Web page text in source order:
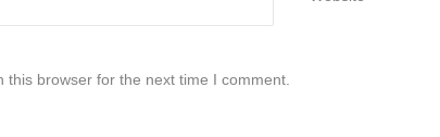
browser for the next time I comment.